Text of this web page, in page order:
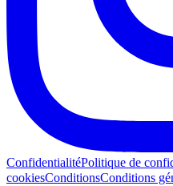
ConfidentialitéPolitique de
cookiesConditionsConditions